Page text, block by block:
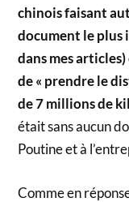
chinois faisant
document le plus
dans mes
de « prendre le
de 7 millions de
était sans aucun
Poutine et à
Comme en